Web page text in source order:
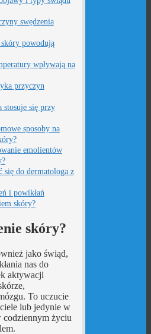
swędzenia
powodują
wpływają na
przyczyn
stosuje się przy
sposoby na
emolientów
się do dermatologa z
i powikłań
skóry?
skóry?
jako świąd,
nas do
aktywacji
To uczucie
lub jedynie w
codziennym życiu